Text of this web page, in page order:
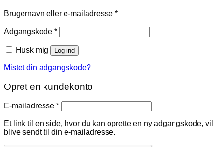
Brugernavn eller e-mailadresse *Påkrævet
Adgangskode *Påkrævet
Husk mig Log ind
Mistet din adgangskode?
Opret en kundekonto
E-mailadresse *Påkrævet
Et link til en side, hvor du kan oprette en ny adgangskode, vil
blive sendt til din e-mailadresse.